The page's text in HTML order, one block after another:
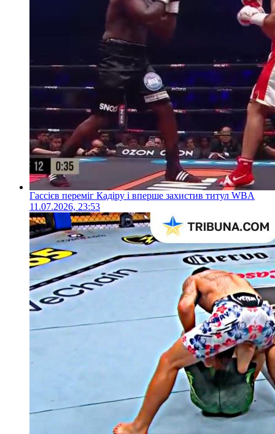
Гассієв переміг Кадіру і вперше захистив титул WBA
11.07.2026, 23:53